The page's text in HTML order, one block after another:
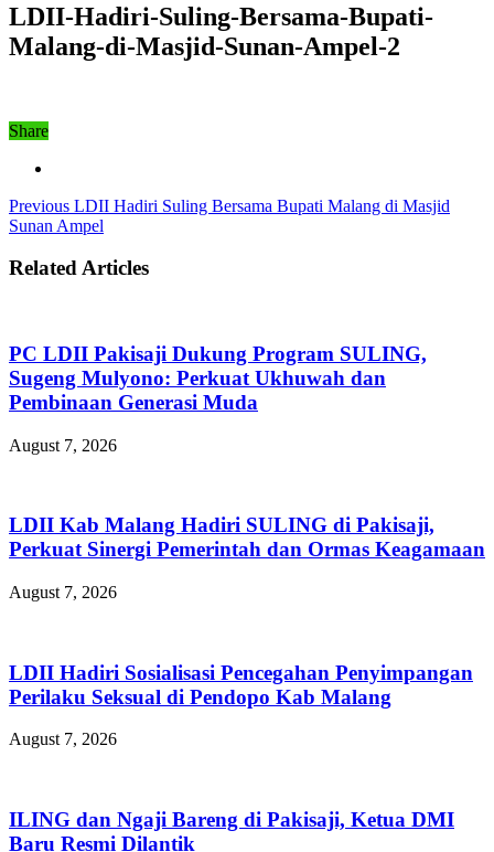
LDII-Hadiri-Suling-Bersama-Bupati-
Malang-di-Masjid-Sunan-Ampel-2
Share
Previous LDII Hadiri Suling Bersama Bupati Malang di Masjid
Sunan Ampel
Related Articles
PC LDII Pakisaji Dukung Program SULING,
Sugeng Mulyono: Perkuat Ukhuwah dan
Pembinaan Generasi Muda
August 7, 2026
LDII Kab Malang Hadiri SULING di Pakisaji,
Perkuat Sinergi Pemerintah dan Ormas Keagamaan
August 7, 2026
LDII Hadiri Sosialisasi Pencegahan Penyimpangan
Perilaku Seksual di Pendopo Kab Malang
August 7, 2026
ILING dan Ngaji Bareng di Pakisaji, Ketua DMI
Baru Resmi Dilantik